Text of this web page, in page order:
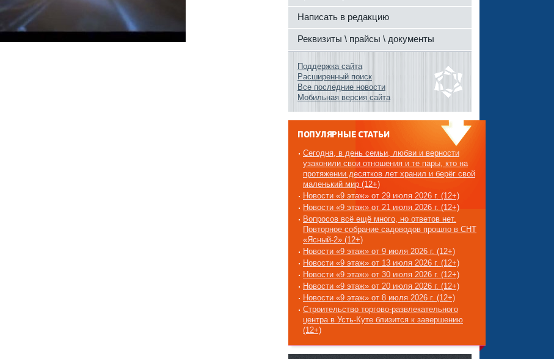
Написать в редакцию
Реквизиты \ прайсы \ документы
Поддержка сайта
Расширенный поиск
Все последние новости
Мобильная версия сайта
ПОПУЛЯРНЫЕ СТАТЬИ
Сегодня, в день семьи, любви и верности
узаконили свои отношения и те пары, кто на
протяжении десятков лет хранил и берёг свой
маленький мир (12+)
Новости «9 этаж» от 29 июля 2026 г. (12+)
Новости «9 этаж» от 21 июля 2026 г. (12+)
Вопросов всё ещё много, но ответов нет.
Повторное собрание садоводов прошло в СНТ
«Ясный-2» (12+)
Новости «9 этаж» от 9 июля 2026 г. (12+)
Новости «9 этаж» от 13 июля 2026 г. (12+)
Новости «9 этаж» от 30 июля 2026 г. (12+)
Новости «9 этаж» от 20 июля 2026 г. (12+)
Новости «9 этаж» от 8 июля 2026 г. (12+)
Строительство торгово-развлекательного
центра в Усть-Куте близится к завершению
(12+)
------